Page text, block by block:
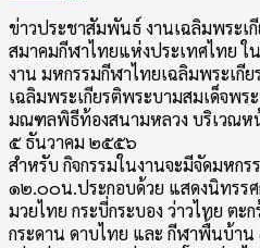
ข่าวประชาสัมพันธ์ งานเฉลิมพระเ
สมาคมกีฬาไทยแห่งประเทศไทย
งาน มหกรรมกีฬาไทยเฉลิมพระเกี
เฉลิมพระเกียรติพระบามสมเด็จพร
มณฑลพิธีท้องสนามหลวง บริเวณ
๕ ธันวาคม ๒๕๕๖
สำหรับ กิจกรรมในงานจะมีจัดมหกร
๑๒.๐๐น.ประกอบด้วย แสดงนิทรร
มวยไทย กระบี่กระบอง ว่าวไทย ตะ
กระดาน ดาบไทย และ กีฬาพื้นบ้า